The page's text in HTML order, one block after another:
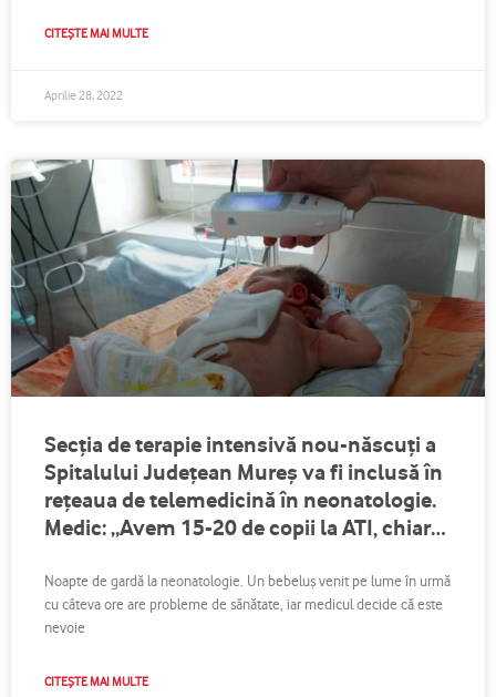
CITEȘTE MAI MULTE
Aprilie 28, 2022
Secția de terapie intensivă nou-născuți a
Spitalului Județean Mureș va fi inclusă în
rețeaua de telemedicină în neonatologie.
Medic: „Avem 15-20 de copii la ATI, chiar
Noapte de gardă la neonatologie. Un bebeluș venit pe lume în urmă
cu câteva ore are probleme de sănătate, iar medicul decide că este
nevoie
CITEȘTE MAI MULTE